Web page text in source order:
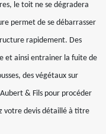
le toit ne se dégradera
permet de se débarrasser
rapidement. Des
et ainsi entrainer la fuite de
des végétaux sur
& Fils pour procéder
votre devis détaillé à titre